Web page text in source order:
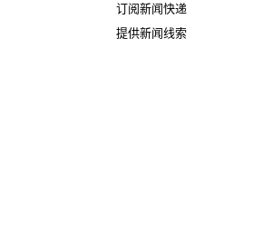
订阅新闻快递
提供新闻线索